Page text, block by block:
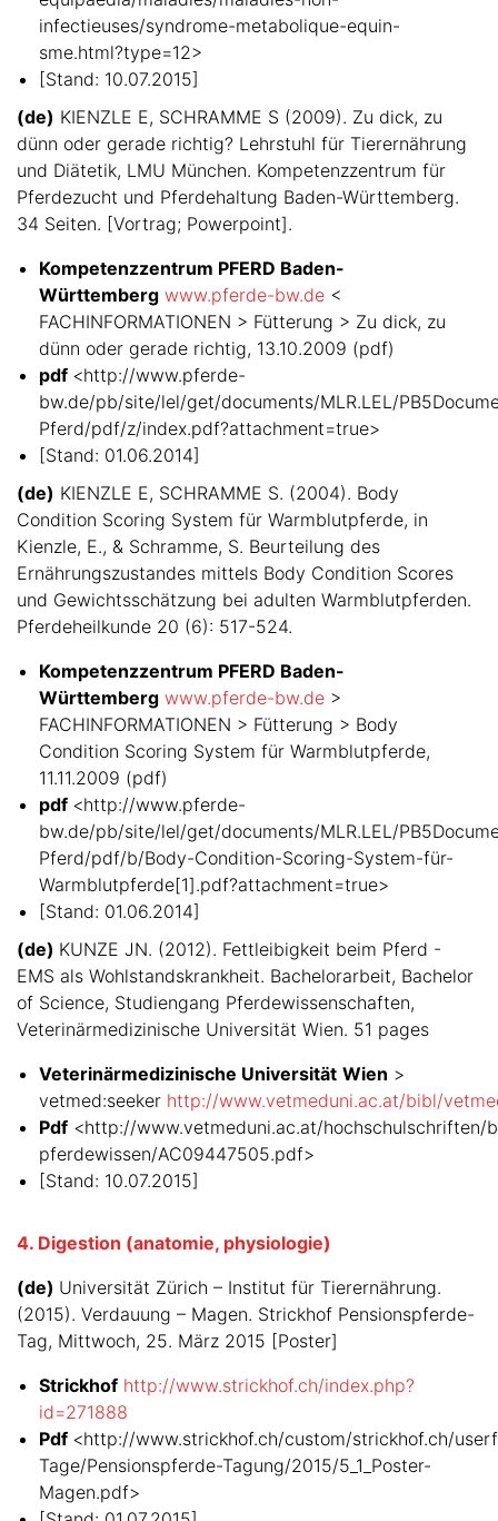
infectieuses/syndrome-metabolique-equin-
sme.html?type=12>
[Stand: 10.07.2015]
(de) KIENZLE E, SCHRAMME S (2009). Zu dick, zu
dünn oder gerade richtig? Lehrstuhl für Tierernährung
und Diätetik, LMU München. Kompetenzzentrum für
Pferdezucht und Pferdehaltung Baden-Württemberg.
34 Seiten. [Vortrag; Powerpoint].
Kompetenzzentrum PFERD Baden-
Württemberg www.pferde-bw.de <
FACHINFORMATIONEN > Fütterung > Zu dick, zu
dünn oder gerade richtig, 13.10.2009 (pdf)
pdf <http://www.pferde-
bw.de/pb/site/lel/get/documents/MLR.LEL/
Pferd/pdf/z/index.pdf?attachment=true>
[Stand: 01.06.2014]
(de) KIENZLE E, SCHRAMME S. (2004). Body
Condition Scoring System für Warmblutpferde, in
Kienzle, E., & Schramme, S. Beurteilung des
Ernährungszustandes mittels Body Condition Scores
und Gewichtsschätzung bei adulten Warmblutpferden.
Pferdeheilkunde 20 (6): 517-524.
Kompetenzzentrum PFERD Baden-
Württemberg www.pferde-bw.de >
FACHINFORMATIONEN > Fütterung > Body
Condition Scoring System für Warmblutpferde,
11.11.2009 (pdf)
pdf <http://www.pferde-
bw.de/pb/site/lel/get/documents/MLR.LEL/
Pferd/pdf/b/Body-Condition-Scoring-System-für-
Warmblutpferde[1].pdf?attachment=true>
[Stand: 01.06.2014]
(de) KUNZE JN. (2012). Fettleibigkeit beim Pferd -
EMS als Wohlstandskrankheit. Bachelorarbeit, Bachelor
of Science, Studiengang Pferdewissenschaften,
Veterinärmedizinische Universität Wien. 51 pages
Veterinärmedizinische Universität Wien >
vetmed:seeker http://www.vetmeduni.ac.at/bibl/
Pdf <http://www.vetmeduni.ac.at/hochschulschriften/
pferdewissen/AC09447505.pdf>
[Stand: 10.07.2015]
4. Digestion (anatomie, physiologie)
(de) Universität Zürich – Institut für Tierernährung.
(2015). Verdauung – Magen. Strickhof Pensionspferde-
Tag, Mittwoch, 25. März 2015 [Poster]
Strickhof http://www.strickhof.ch/index.php?
id=271888
Pdf <http://www.strickhof.ch/custom/strickhof.ch/
Tage/Pensionspferde-Tagung/2015/5_1_Poster-
Magen.pdf>